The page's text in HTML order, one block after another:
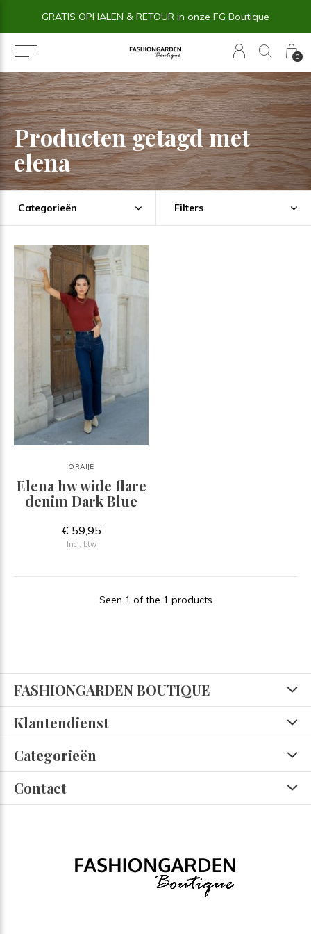
0
GRATIS OPHALEN & RETOUR in onze FG Boutique
Producten getagd met
elena
Categorieën Filters
ORAIJE
Elena hw wide flare
denim Dark Blue
€ 59,95
Incl. btw
Seen 1 of the 1 products
FASHIONGARDEN BOUTIQUE
Klantendienst
Categorieën
Contact